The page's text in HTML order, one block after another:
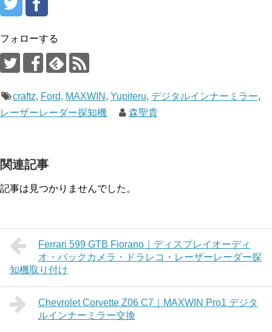
フォローする
craftz, Ford, MAXWIN , Yupiteru, デジタルインナーミラー,
レーザーレーダー探知機
森聖貴
関連記事
記事は見つかりませんでした。
Ferrari 599 GTB Fiorano｜ディスプレイオーディ
オ・バックカメラ・ドラレコ・レーザーレーダー探
知機取り付け
Chevrolet Corvette Z06 C7｜MAXWIN Pro1 デジタ
ルインナーミラー交換